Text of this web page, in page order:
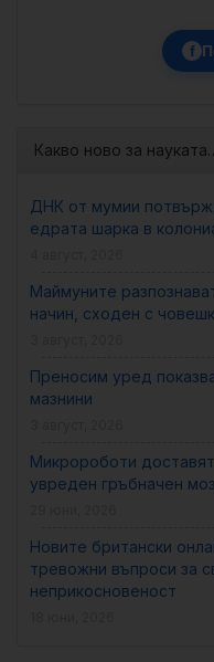
f
Какво ново за
ДНК от мумии
едрата шарка в
Маймуните
начин, сходен с
Преносим уред
мазнини
Микророботи
увреден гръбначен
Новите британски
тревожни въпроси за
неприкосновеност